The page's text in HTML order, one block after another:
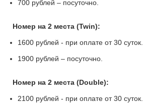
700 рублей – посуточно.
Номер на 2 места (Twin):
1600 рублей - при оплате от 30 суток.
1900 рублей – посуточно.
Номер на 2 места (Double):
2100 рублей - при оплате от 30 суток.